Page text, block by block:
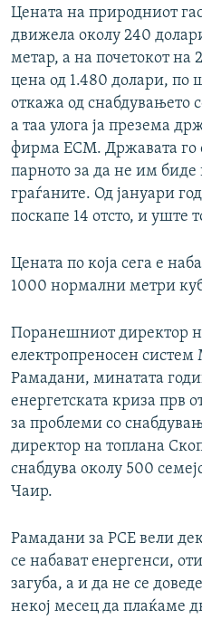
Цената на природниот
движела околу 240
метар, а на почетокот на
цена од 1.480 долари, по
откажа од снабдувањето
а таа улога ја презема
фирма ЕСМ. Државата го
парното за да не им биде
граѓаните. Од јануари
поскапе 14 отсто, и уште
Цената по која сега е
1000 нормални метри
Поранешниот директор
електропреносен
Рамадани, минатата
енергетската криза прв
за проблеми со
директор на топлана
снабдува околу 500
Чаир.
Рамадани за РСЕ вели
се набават енергенси,
загуба, а и да не се
некој месец да плаќаме